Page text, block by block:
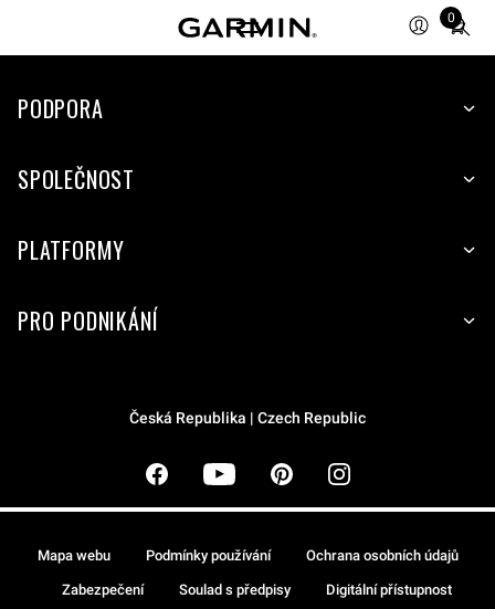
0
Total
items
in
PODPORA
SPOLEČNOST
PLATFORMY
PRO PODNIKÁNÍ
Česká Republika | Czech Republic
Mapa webu Podmínky používání Ochrana osobních údajů
Zabezpečení Soulad s předpisy Digitální přístupnost